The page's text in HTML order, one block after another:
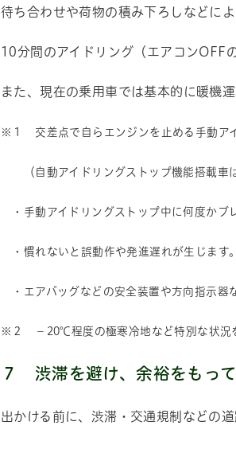
待ち合わせや荷物の積み下ろしなどに
10分間のアイドリング（エアコンOFF
また、現在の乗用車では基本的に暖機
※１ 交差点で自らエンジンを止める手動ア
（自動アイドリングストップ機能搭載車は
・手動アイドリングストップ中に何度かブ
・慣れないと誤動作や発進遅れが生じます
・エアバッグなどの安全装置や方向指示器
※２ －20℃程度の極寒冷地など特別な状況
７ 渋滞を避け、余裕をもっ
出かける前に、渋滞・交通規制などの